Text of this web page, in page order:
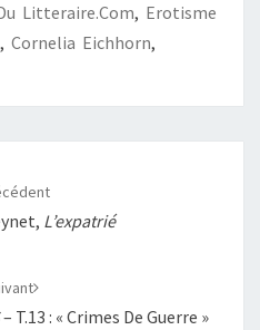
g
e
Litteraire.com, Erotisme
, Cornelia Eichhorn,
L’expatrié
– T.13 : « Crimes De Guerre »